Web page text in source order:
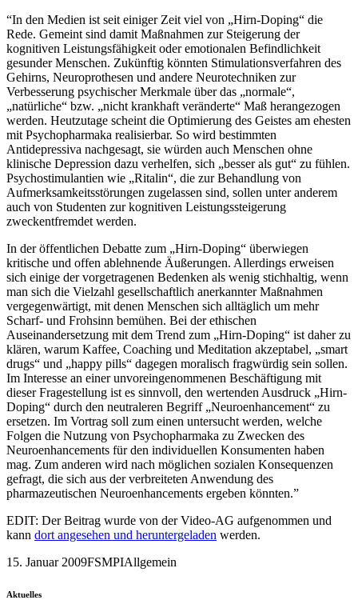
“In den Medien ist seit einiger Zeit viel von „Hirn-Doping“ die
Rede. Gemeint sind damit Maßnahmen zur Steigerung der
kognitiven Leistungsfähigkeit oder emotionalen Befindlichkeit
gesunder Menschen. Zukünftig könnten Stimulationsverfahren des
Gehirns, Neuroprothesen und andere Neurotechniken zur
Verbesserung psychischer Merkmale über das „normale“,
„natürliche“ bzw. „nicht krankhaft veränderte“ Maß herangezogen
werden. Heutzutage scheint die Optimierung des Geistes am ehesten
mit Psychopharmaka realisierbar. So wird bestimmten
Antidepressiva nachgesagt, sie würden auch Menschen ohne
klinische Depression dazu verhelfen, sich „besser als gut“ zu fühlen.
Psychostimulantien wie „Ritalin“, die zur Behandlung von
Aufmerksamkeitsstörungen zugelassen sind, sollen unter anderem
auch von Studenten zur kognitiven Leistungssteigerung
zweckentfremdet werden.
In der öffentlichen Debatte zum „Hirn-Doping“ überwiegen
kritische und offen ablehnende Äußerungen. Allerdings erweisen
sich einige der vorgetragenen Bedenken als wenig stichhaltig, wenn
man sich die Vielzahl gesellschaftlich anerkannter Maßnahmen
vergegenwärtigt, mit denen Menschen sich alltäglich um mehr
Scharf- und Frohsinn bemühen. Bei der ethischen
Auseinandersetzung mit dem Trend zum „Hirn-Doping“ ist daher zu
klären, warum Kaffee, Coaching und Meditation akzeptabel, „smart
drugs“ und „happy pills“ dagegen moralisch fragwürdig sein sollen.
Im Interesse an einer unvoreingenommenen Beschäftigung mit
dieser Fragestellung ist es sinnvoll, den wertenden Ausdruck „Hirn-
Doping“ durch den neutraleren Begriff „Neuroenhancement“ zu
ersetzen. Im Vortrag soll zum einen untersucht werden, welche
Folgen die Nutzung von Psychopharmaka zu Zwecken des
Neuroenhancements für den individuellen Konsumenten haben
mag. Zum anderen wird nach möglichen sozialen Konsequenzen
gefragt, die sich aus der verbreiteten Anwendung des
pharmazeutischen Neuroenhancements ergeben könnten.”
EDIT: Der Beitrag wurde von der Video-AG aufgenommen und
kann dort angesehen und heruntergeladen werden.
15. Januar 2009FSMPIAllgemein
Aktuelles